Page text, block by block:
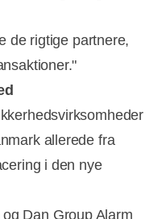
de rigtige partnere,
allerede fra
i den nye
Dan Group Alarm